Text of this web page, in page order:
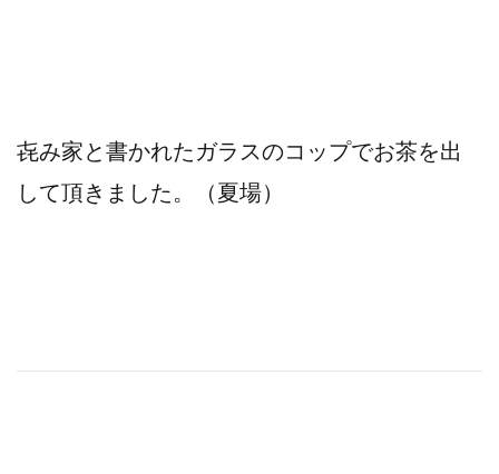
㐂み家と書かれたガラスのコップでお茶を出
して頂きました。（夏場）